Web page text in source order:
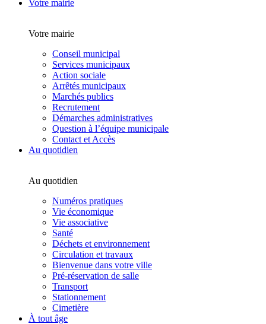
Votre mairie
Votre mairie
Conseil municipal
Services municipaux
Action sociale
Arrêtés municipaux
Marchés publics
Recrutement
Démarches administratives
Question à l’équipe municipale
Contact et Accès
Au quotidien
Au quotidien
Numéros pratiques
Vie économique
Vie associative
Santé
Déchets et environnement
Circulation et travaux
Bienvenue dans votre ville
Pré-réservation de salle
Transport
Stationnement
Cimetière
À tout âge